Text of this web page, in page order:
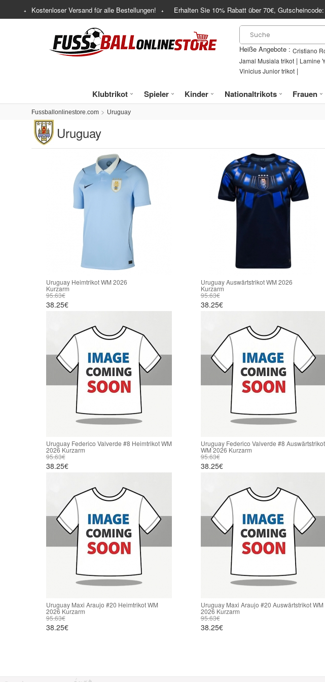
Kostenloser Versand für alle Bestellungen! Erhalten Sie 10% Rabatt über70€, Gutscheincode:
Heiße Angebote : Cristiano
Jamal Musiala trikot | Lamine
Vinicius Junior trikot |
Klubtrikot Spieler Kinder Nationaltrikots Frauen
Fussballonlinestore.com Uruguay
Uruguay
Uruguay Heimtrikot WM 2026
Kurzarm
95.63€
38.25€
Uruguay Auswärtstrikot WM 2026
Kurzarm
95.63€
38.25€
Uruguay Federico Valverde #8 Heimtrikot WM
2026 Kurzarm
95.63€
38.25€
Uruguay Federico Valverde #8 Auswärtstrikot
WM 2026 Kurzarm
95.63€
38.25€
Uruguay Maxi Araujo #20 Heimtrikot WM
2026 Kurzarm
95.63€
38.25€
Uruguay Maxi Araujo #20 Auswärtstrikot WM
2026 Kurzarm
95.63€
38.25€